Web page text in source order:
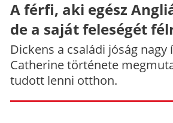
A férfi, aki egész
de a saját feleségét
Dickens a családi jóság nagy
Catherine története
tudott lenni otthon.